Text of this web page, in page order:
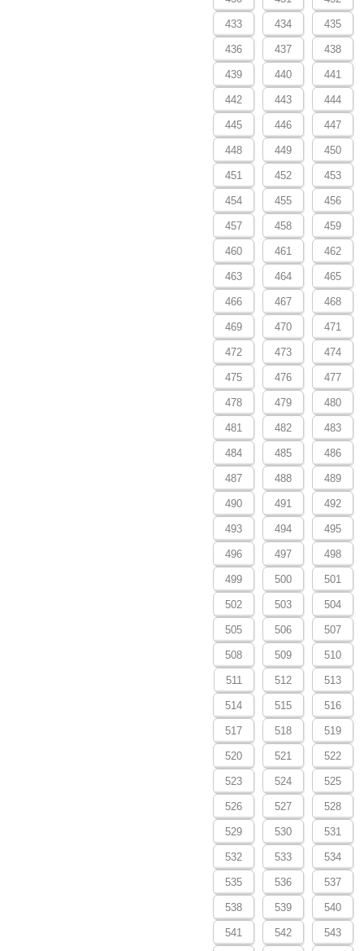
433 434 435
436 437 438
439 440 441
442 443 444
445 446 447
448 449 450
451 452 453
454 455 456
457 458 459
460 461 462
463 464 465
466 467 468
469 470 471
472 473 474
475 476 477
478 479 480
481 482 483
484 485 486
487 488 489
490 491 492
493 494 495
496 497 498
499 500 501
502 503 504
505 506 507
508 509 510
511 512 513
514 515 516
517 518 519
520 521 522
523 524 525
526 527 528
529 530 531
532 533 534
535 536 537
538 539 540
541 542 543